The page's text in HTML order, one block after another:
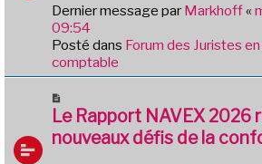
u
m
e
s
s
g
e
Dernier message par Markhoff«
09:54
Posté dans Forum des Juristes
comptable
o
u
v
Le Rapport NAVEX 2026
nouveaux défis de la